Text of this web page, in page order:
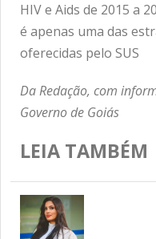
HIV e Aids de 2015 a
é apenas uma das
oferecidas pelo SUS
Da Redação, com
Governo de Goiás
LEIA TAMBÉM